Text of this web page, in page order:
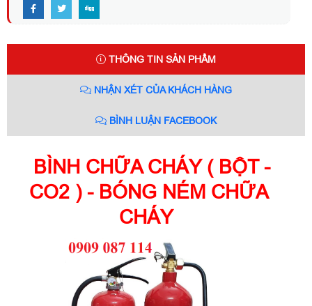
THÔNG TIN SẢN PHẨM
NHẬN XÉT CỦA KHÁCH HÀNG
BÌNH LUẬN FACEBOOK
BÌNH CHỮA CHÁY ( BỘT -
CO2 ) - BÓNG NÉM CHỮA
CHÁY